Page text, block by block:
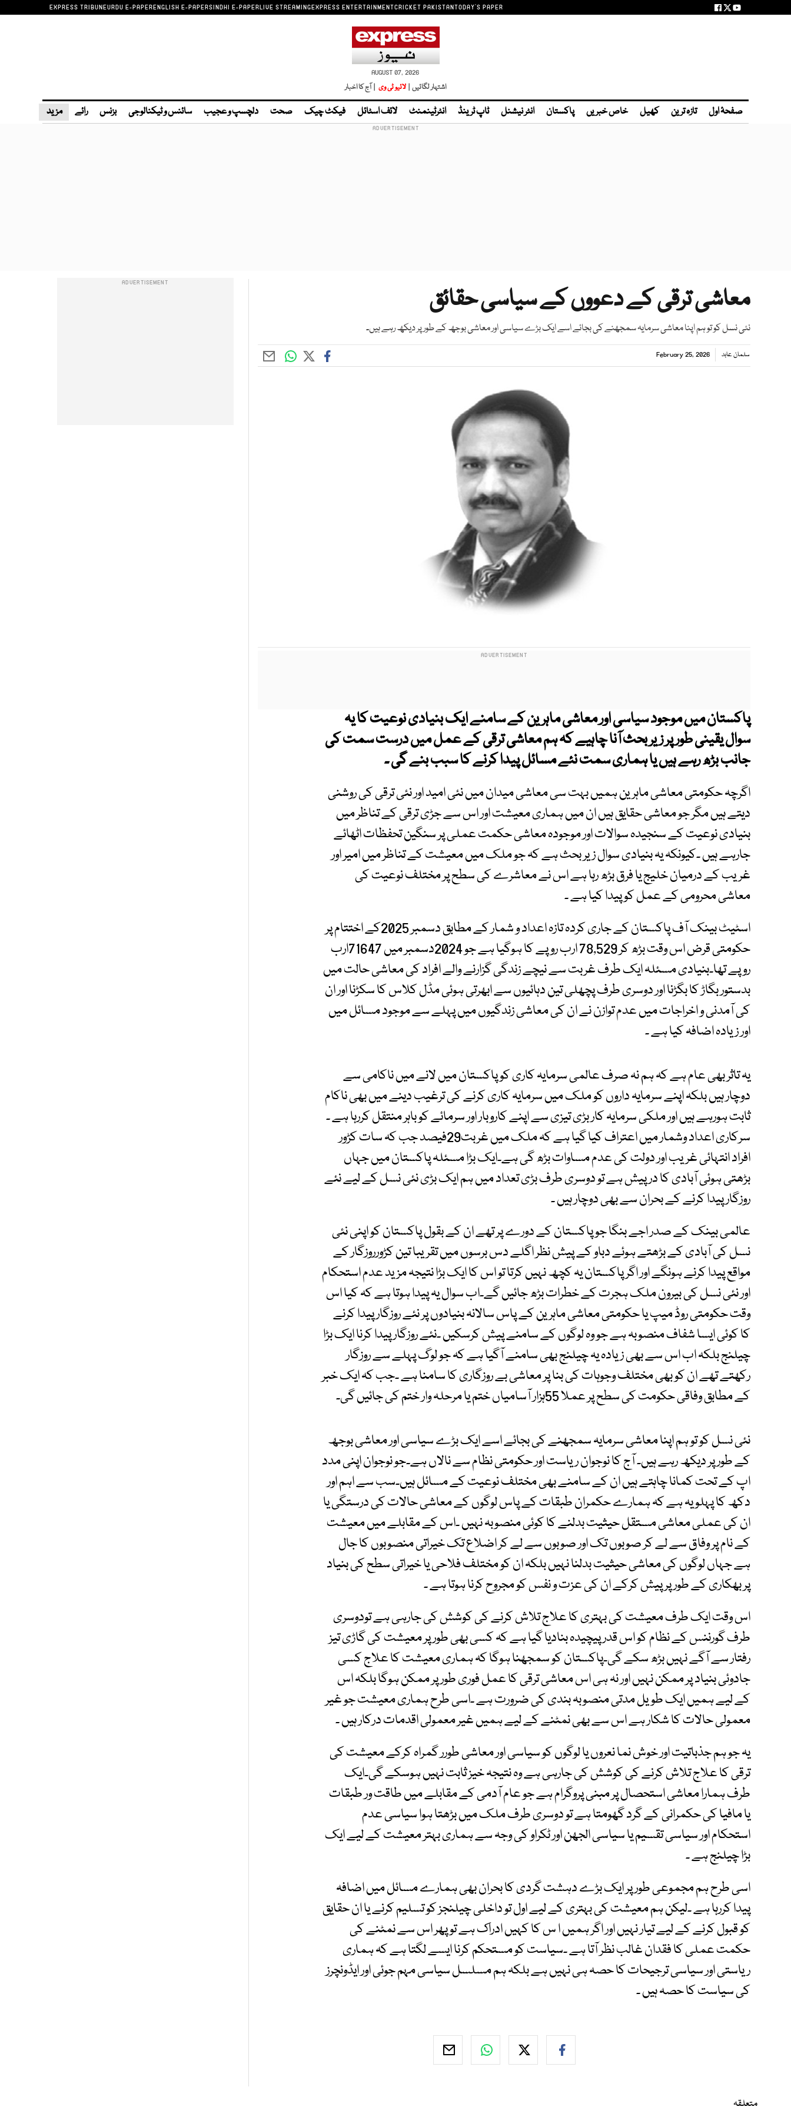
EXPRESS TRIBUNEURDU E-PAPERENGLISH E-PAPERSINDHI E-PAPERLIVE STREAMINGEXPRESS ENTERTAINMENTCRICKET PAKISTANTODAY'S PAPER
AUGUST 07, 2026
اشتہار لگائیں | لائیو ٹی وی | آج کا اخبار
صفحۂ اول تازہ ترین کھیل خاص خبریں پاکستان انٹر نیشنل ٹاپ ٹرینڈ انٹرٹینمنٹ لائف اسٹائل فیکٹ چیک صحت دلچسپ و عجیب سائنس و ٹیکنالوجی بزنس رائے مزید
معاشی ترقی کے دعووں کے سیاسی حقائق
نئی نسل کو تو ہم اپنا معاشی سرمایہ سمجھنے کی بجائے اسے ایک بڑے سیاسی اور معاشی بوجھ کے طور پر دیکھ رہے ہیں۔
سلمان عابد February 25, 2026
پاکستان میں موجود سیاسی اور معاشی ماہرین کے سامنے ایک بنیادی نوعیت کا یہ
سوال یقینی طور پر زیر بحث آنا چاہیے کہ ہم معاشی ترقی کے عمل میں درست سمت کی
جانب بڑھ رہے ہیں یا ہماری سمت نئے مسائل پیدا کرنے کا سبب بنے گی ۔
اگرچہ حکومتی معاشی ماہرین ہمیں بہت سی معاشی میدان میں نئی امید اور نئی ترقی کی روشنی
دیتے ہیں مگر جو معاشی حقایق ہیں ان میں ہماری معیشت اور اس سے جڑی ترقی کے تناظر میں
بنیادی نوعیت کے سنجیدہ سوالات اور موجودہ معاشی حکمت عملی پر سنگین تحفظات اٹھائے
جارہے ہیں ۔کیونکہ یہ بنیادی سوال زیر بحث ہے کہ جو ملک میں معیشت کے تناظر میں امیر اور
غریب کے درمیان خلیج یا فرق بڑھ رہا ہے اس نے معاشرے کی سطح پر مختلف نوعیت کی
معاشی محرومی کے عمل کو پیدا کیا ہے ۔
اسٹیٹ بینک آف پاکستان کے جاری کردہ تازہ اعداد و شمار کے مطابق دسمبر 2025کے اختتام پر
حکومتی قرض اس وقت بڑھ کر 78,529 ارب روپے کا ہوگیا ہے جو 2024دسمبر میں 71647ارب
روپے تھا۔بنیادی مسئلہ ایک طرف غربت سے نیچے زندگی گزارنے والے افراد کی معاشی حالت میں
بدستور بگاڑ کا بگڑنا اور دوسری طرف پچھلی تین دہائیوں سے ابھرتی ہوئی مڈل کلاس کا سکڑنا اور ان
کی آمدنی و اخراجات میں عدم توازن نے ان کی معاشی زندگیوں میں پہلے سے موجود مسائل میں
اور زیادہ اضافہ کیا ہے ۔
یہ تاثر بھی عام ہے کہ ہم نہ صرف عالمی سرمایہ کاری کو پاکستان میں لانے میں ناکامی سے
دوچار ہیں بلکہ اپنے سرمایہ داروں کو ملک میں سرمایہ کاری کرنے کی ترغیب دینے میں بھی ناکام
ثابت ہورہے ہیں اور ملکی سرمایہ کار بڑی تیزی سے اپنے کاروبار اور سرمائے کو باہر منتقل کررہا ہے ۔
سرکاری اعداد وشمار میں اعتراف کیا گیا ہے کہ ملک میں غربت29فیصد جب کہ سات کڑور
افراد انتہائی غریب اور دولت کی عدم مساوات بڑھ گی ہے۔ایک بڑا مسئلہ پاکستان میں جہاں
بڑھتی ہوئی آبادی کا درپیش ہے تو دوسری طرف بڑی تعداد میں ہم ایک بڑی نئی نسل کے لیے نئے
روزگار پیدا کرنے کے بحران سے بھی دوچار ہیں ۔
عالمی بینک کے صدر اجے بنگا جو پاکستان کے دورے پر تھے ان کے بقول پاکستان کو اپنی نئی
نسل کی آبادی کے بڑھتے ہوئے دباو کے پیش نظر اگلے دس برسوں میں تقریبا تین کڑورروزگار کے
مواقع پیدا کرنے ہونگے اور اگر پاکستان یہ کچھ نہیں کرتا تو اس کا ایک بڑا نتیجہ مزید عدم استحکام
اور نئی نسل کی بیرون ملک ہجرت کے خطرات بڑھ جائیں گے۔اب سوال یہ پیدا ہوتا ہے کہ کیا اس
وقت حکومتی روڈ میپ یا حکومتی معاشی ماہرین کے پاس سالانہ بنیادوں پر نئے روزگار پیدا کرنے
کا کوئی ایسا شفاف منصوبہ ہے جو وہ لوگوں کے سامنے پیش کرسکیں ۔نئے روزگار پیدا کرنا ایک بڑا
چیلنج بلکہ اب اس سے بھی زیادہ یہ چیلنج بھی سامنے آگیا ہے کہ جو لوگ پہلے سے روزگار
رکھتے تھے ان کو بھی مختلف وجوہات کی بنا پر معاشی بے روزگاری کا سامنا ہے ۔جب کہ ایک خبر
کے مطابق وفاقی حکومت کی سطح پر عملا 55ہزار آسامیاں ختم یا مرحلہ وار ختم کی جائیں گی۔
نئی نسل کو تو ہم اپنا معاشی سرمایہ سمجھنے کی بجائے اسے ایک بڑے سیاسی اور معاشی بوجھ
کے طور پر دیکھ رہے ہیں۔ آج کا نوجوان ریاست اور حکومتی نظام سے نالاں ہے۔جو نوجوان اپنی مدد
اپ کے تحت کمانا چاہتے ہیں ان کے سامنے بھی مختلف نوعیت کے مسائل ہیں۔سب سے اہم اور
دکھ کا پہلو یہ ہے کہ ہمارے حکمران طبقات کے پاس لوگوں کے معاشی حالات کی درستگی یا
ان کی عملی معاشی مستقل حیثیت بدلنے کا کوئی منصوبہ نہیں ۔اس کے مقابلے میں معیشت
کے نام پر وفاق سے لے کر صوبوں تک اور صوبوں سے لے کر اضلاع تک خیراتی منصوبوں کا جال
ہے جہاں لوگوں کی معاشی حیثیت بدلنا نہیں بلکہ ان کو مختلف فلاحی یا خیراتی سطح کی بنیاد
پر بھکاری کے طور پر پیش کرکے ان کی عزت و نفس کو مجروح کرنا ہوتا ہے ۔
اس وقت ایک طرف معیشت کی بہتری کا علاج تلاش کرنے کی کوشش کی جارہی ہے تودوسری
طرف گورننس کے نظام کو اس قدر پیچیدہ بنادیا گیا ہے کہ کسی بھی طور پر معیشت کی گاڑی تیز
رفتار سے آگے نہیں بڑھ سکے گی۔پاکستان کو سمجھنا ہوگا کہ ہماری معیشت کا علاج کسی
جادوئی بنیاد پر ممکن نہیں اور نہ ہی اس معاشی ترقی کا عمل فوری طور پر ممکن ہوگا بلکہ اس
کے لیے ہمیں ایک طویل مدتی منصوبہ بندی کی ضرورت ہے ۔اسی طرح ہماری معیشت جو غیر
معمولی حالات کا شکار ہے اس سے بھی نمٹنے کے لیے ہمیں غیر معمولی اقدمات درکار ہیں ۔
یہ جو ہم جذباتیت اور خوش نما نعروں یا لوگوں کو سیاسی اور معاشی طورر گمراہ کرکے معیشت کی
ترقی کا علاج تلاش کرنے کی کوشش کی جارہی ہے وہ نتیجہ خیز ثابت نہیں ہوسکے گی۔ایک
طرف ہمارا معاشی استحصال پر مبنی پروگرام ہے جو عام آدمی کے مقابلے میں طاقت ور طبقات
یا مافیا کی حکمرانی کے گرد گھومتا ہے تو دوسری طرف ملک میں بڑھتا ہوا سیاسی عدم
استحکام اور سیاسی تقسیم یا سیاسی الجھن اور ٹکراو کی وجہ سے ہماری بہتر معیشت کے لیے ایک
بڑا چیلنج ہے ۔
اسی طرح ہم مجموعی طور پر ایک بڑے دہشت گردی کا بحران بھی ہمارے مسائل میں اضافہ
پیدا کررہا ہے ۔لیکن ہم معیشت کی بہتری کے لیے اول تو داخلی چیلنجز کو تسلیم کرنے یا ان حقایق
کو قبول کرنے کے لیے تیار نہیں اور اگر ہمیں ا س کا کہیں ادراک ہے تو پھر اس سے نمٹنے کی
حکمت عملی کا فقدان غالب نظر آتا ہے ۔سیاست کو مستحکم کرنا ایسے لگتا ہے کہ ہماری
ریاستی اور سیاسی ترجیحات کا حصہ ہی نہیں ہے بلکہ ہم مسلسل سیاسی مہم جوئی اور ایڈونچرز
کی سیاست کا حصہ ہیں ۔
متعلقہ